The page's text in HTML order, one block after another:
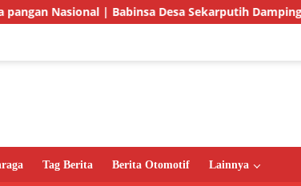
Desa Sekarputih Dampingi Petani Tanam
Tag Berita Berita Otomotif Lainnya